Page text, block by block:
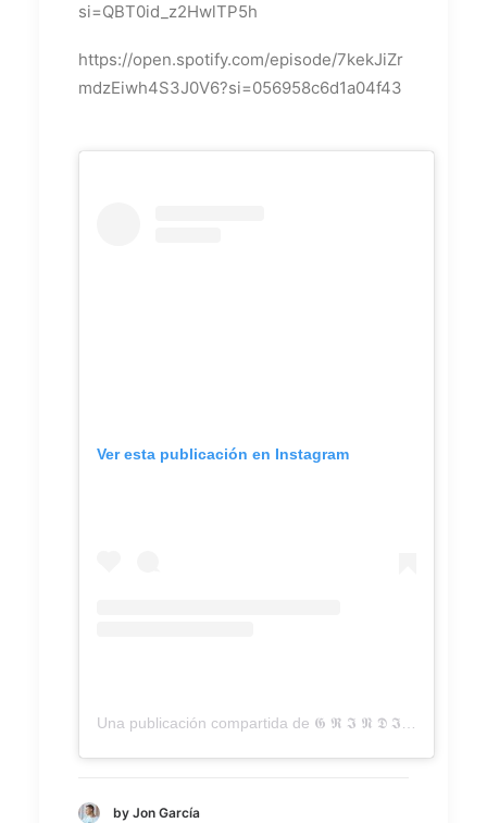
si=QBT0id_z2HwlTP5h
https://open.spotify.com/episode/7kekJiZr
mdzEiwh4S3J0V6?si=056958c6d1a04f43
Ver esta publicación en Instagram
by Jon García